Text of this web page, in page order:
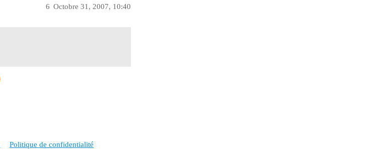
Octobre 31, 2007, 10:40
6
Politique de confidentialité